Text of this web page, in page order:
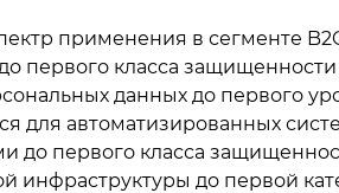
применения в сегменте
первого класса
данных до первого
для автоматизированных
до первого класса
инфраструктуры до первой